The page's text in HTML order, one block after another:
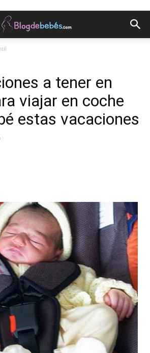
a tener en
viajar en coche
estas vacaciones